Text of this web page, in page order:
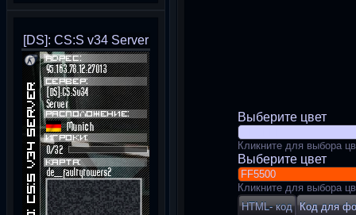
[DS]: CS:S v34 Server
Выберите цвет
Кликните для выбора
Выберите цвет
Кликните для выбора